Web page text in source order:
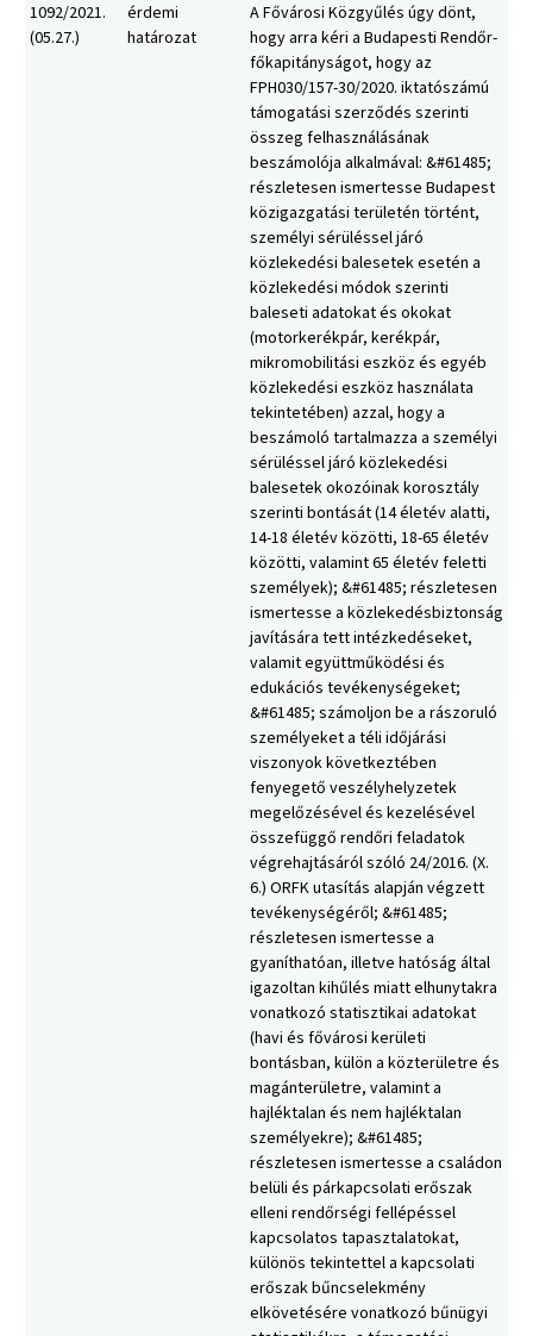
1092/2021.
(05.27.)
érdemi
határozat
A Fővárosi Közgyűlés úgy dönt,
hogy arra kéri a Budapesti Rendőr-
főkapitányságot, hogy az
FPH030/157-30/2020. iktatószámú
támogatási szerződés szerinti
összeg felhasználásának
beszámolója alkalmával: &#61485;
részletesen ismertesse Budapest
közigazgatási területén történt,
személyi sérüléssel járó
közlekedési balesetek esetén a
közlekedési módok szerinti
baleseti adatokat és okokat
(motorkerékpár, kerékpár,
mikromobilitási eszköz és egyéb
közlekedési eszköz használata
tekintetében) azzal, hogy a
beszámoló tartalmazza a személyi
sérüléssel járó közlekedési
balesetek okozóinak korosztály
szerinti bontását (14 életév alatti,
14-18 életév közötti, 18-65 életév
közötti, valamint 65 életév feletti
személyek); &#61485; részletesen
ismertesse a közlekedésbiztonság
javítására tett intézkedéseket,
valamit együttműködési és
edukációs tevékenységeket;
&#61485; számoljon be a rászoruló
személyeket a téli időjárási
viszonyok következtében
fenyegető veszélyhelyzetek
megelőzésével és kezelésével
összefüggő rendőri feladatok
végrehajtásáról szóló 24/2016. (X.
6.) ORFK utasítás alapján végzett
tevékenységéről; &#61485;
részletesen ismertesse a
gyaníthatóan, illetve hatóság által
igazoltan kihűlés miatt elhunytakra
vonatkozó statisztikai adatokat
(havi és fővárosi kerületi
bontásban, külön a közterületre és
magánterületre, valamint a
hajléktalan és nem hajléktalan
személyekre); &#61485;
részletesen ismertesse a családon
belüli és párkapcsolati erőszak
elleni rendőrségi fellépéssel
kapcsolatos tapasztalatokat,
különös tekintettel a kapcsolati
erőszak bűncselekmény
elkövetésére vonatkozó bűnügyi